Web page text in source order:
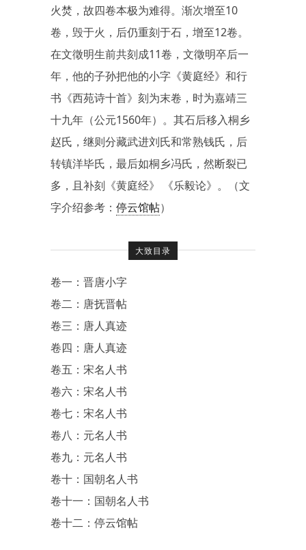
火焚，故四卷本极为难得。渐次增至10
卷，毁于火，后仍重刻于石，增至12卷。
在文徵明生前共刻成11卷，文徵明卒后一
年，他的子孙把他的小字《黄庭经》和行
书《西苑诗十首》刻为末卷，时为嘉靖三
十九年（公元1560年）。其石后移入桐乡
赵氏，继则分藏武进刘氏和常熟钱氏，后
转镇洋毕氏，最后如桐乡冯氏，然断裂已
多，且补刻《黄庭经》 《乐毅论》。（文
字介绍参考： 停云馆帖）
大致目录
卷一：晋唐小字
卷二：唐抚晋帖
卷三：唐人真迹
卷四：唐人真迹
卷五：宋名人书
卷六：宋名人书
卷七：宋名人书
卷八：元名人书
卷九：元名人书
卷十：国朝名人书
卷十一：国朝名人书
卷十二：停云馆帖